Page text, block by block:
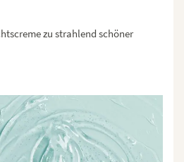
zu strahlend schöner